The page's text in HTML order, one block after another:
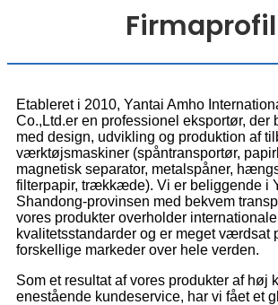
Firmaprofil
Etableret i 2010, Yantai Amho
Co.,Ltd.er en professionel eksportør, der
med design, udvikling og produktion af
værktøjsmaskiner (spåntransportør,
magnetisk separator, metalspåner,
filterpapir, trækkæde). Vi er beliggende i
Shandong-provinsen med bekvem
vores produkter overholder internationale
kvalitetsstandarder og er meget værdsat
forskellige markeder over hele verden.
Som et resultat af vores produkter af høj
enestående kundeservice, har vi fået et